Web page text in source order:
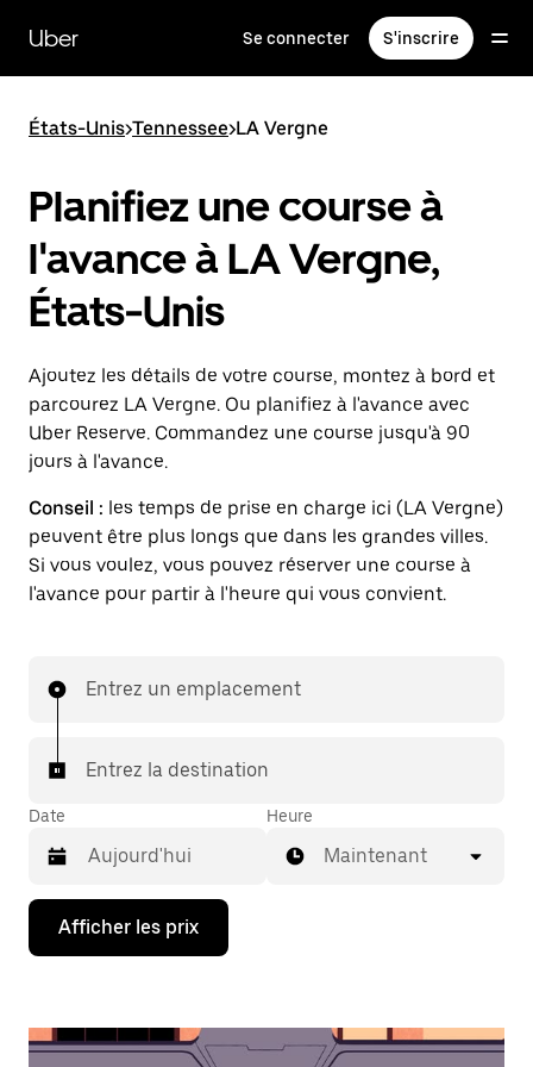
contenu
principal
Uber Se connecter S'inscrire
États-Unis>Tennessee>LA Vergne
Planifiez une course à
l'avance à LA Vergne,
États-Unis
Ajoutez les détails de votre course, montez à bord et
parcourez LA Vergne. Ou planifiez à l'avance avec
Uber Reserve. Commandez une course jusqu'à 90
jours à l'avance.
Conseil : les temps de prise en charge ici (LA Vergne)
peuvent être plus longs que dans les grandes villes.
Si vous voulez, vous pouvez réserver une course à
l'avance pour partir à l'heure qui vous convient.
Entrez un emplacement
Entrez la destination
Date
Appuyez
la
bas
Heure
Maintenant
Afficher les prix